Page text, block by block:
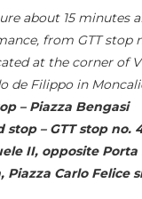
about 15 minutes
from GTT stop
at the corner of
de Filippo in
– Piazza Bengasi
stop – GTT stop no.
II, opposite Porta
Piazza Carlo Felice